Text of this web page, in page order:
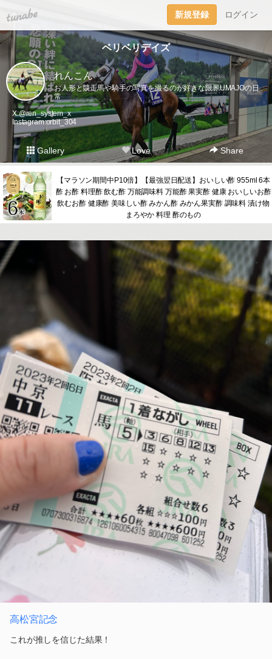
tuna.be 新規登録 ログイン
ベリベリデイズ
れんこん
お人形と競走馬や騎手の写真を撮るのが好きな限界UMAJOの日
常
X:@ren_system_x
Instagram:orbit_304
Gallery Love Share
【マラソン期間中P10倍】【最強翌日配送】おいしい酢 955ml 6本
酢 お酢 料理酢 飲む酢 万能調味料 万能酢 果実酢 健康 おいしいお酢
飲むお酢 健康酢 美味しい酢 みかん酢 みかん果実酢 調味料 漬け物
まろやか 料理 酢のもの
高松宮記念
これが推しを信じた結果！